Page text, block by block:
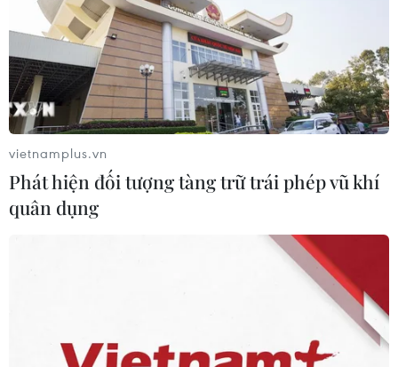
vietnamplus.vn
Phát hiện đối tượng tàng trữ trái phép vũ khí
quân dụng